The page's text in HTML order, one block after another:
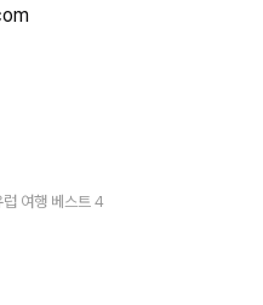
여행 베스트 4